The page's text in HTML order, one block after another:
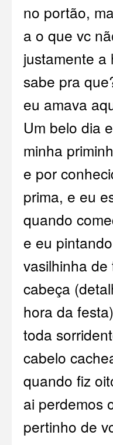
no portão,
a o que vc
justamente a
sabe pra
eu amava
Um belo dia
minha
e por
prima, e eu
quando
e eu
vasilhinha
cabeça
hora da
toda
cabelo
quando fiz
ai perdemos
pertinho de